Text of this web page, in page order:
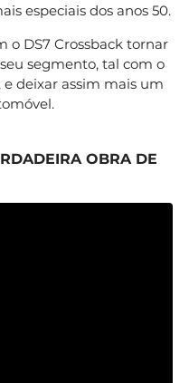
especiais dos anos 50.
o DS7 Crossback tornar
segmento, tal com o
e deixar assim mais um
OBRA DE